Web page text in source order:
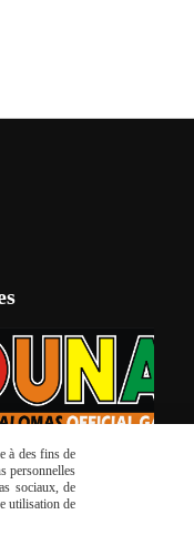
à des fins de
personnelles
sociaux, de
utilisation de